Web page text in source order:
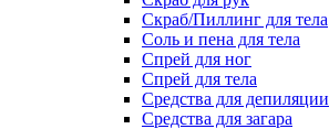
Скраб/Пиллинг для тела
Соль и пена для тела
Спрей для ног
Спрей для тела
Средства для депиляции
Средства для загара